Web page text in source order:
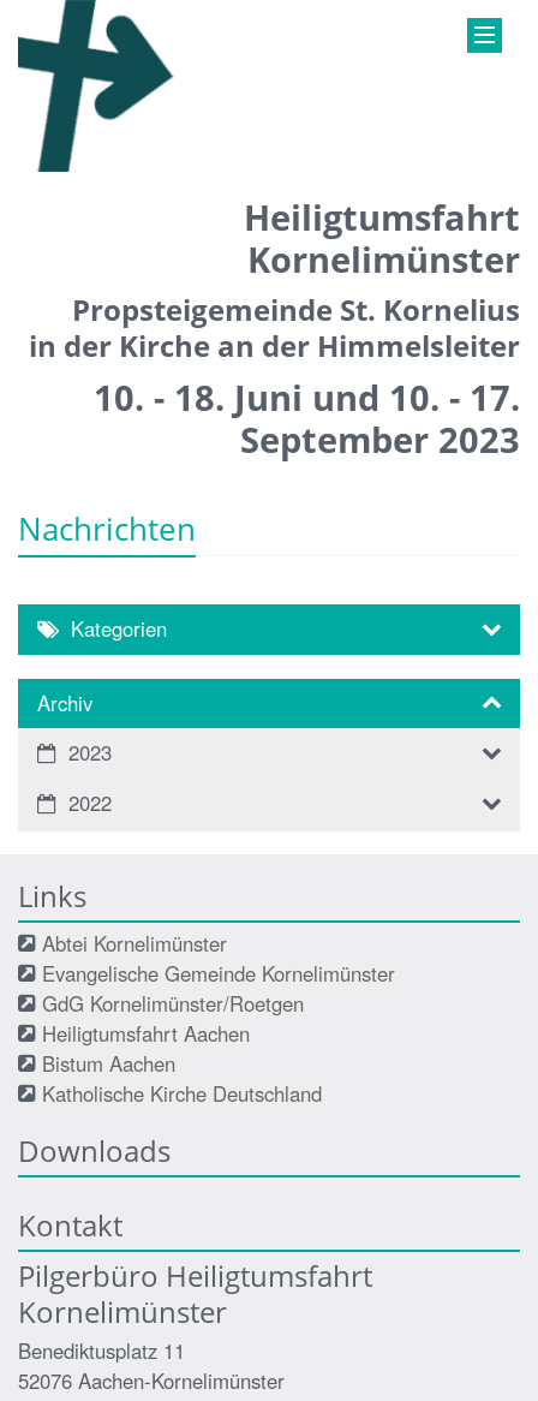
Heiligtumsfahrt
Kornelimünster
Propsteigemeinde St. Kornelius
in der Kirche an der Himmelsleiter
10. - 18. Juni und 10. - 17.
September 2023
Nachrichten
Kategorien
Archiv
2023
2022
Links
Abtei Kornelimünster
Evangelische Gemeinde Kornelimünster
GdG Kornelimünster/Roetgen
Heiligtumsfahrt Aachen
Bistum Aachen
Katholische Kirche Deutschland
Downloads
Kontakt
Pilgerbüro Heiligtumsfahrt
Kornelimünster
Benediktusplatz 11
52076 Aachen-Kornelimünster